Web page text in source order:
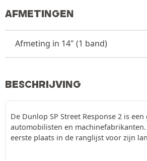
AFMETINGEN
Afmeting in 14" (1 band)
BESCHRIJVING
De Dunlop SP Street Response 2 is
automobilisten en
eerste plaats in de ranglijst voor zijn